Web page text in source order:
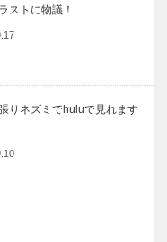
ストに物議！
りネズミでhuluで見れます